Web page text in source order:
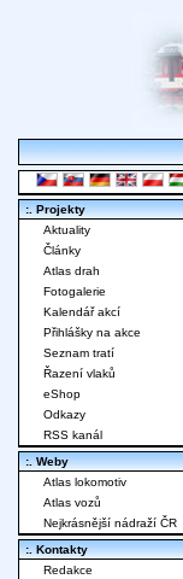
:. Projekty
Aktuality
Články
Atlas drah
Fotogalerie
Kalendář akcí
Přihlášky na akce
Seznam tratí
Řazení vlaků
eShop
Odkazy
RSS kanál
:. Weby
Atlas lokomotiv
Atlas vozů
Nejkrásnější nádraží ČR
:. Kontakty
Redakce